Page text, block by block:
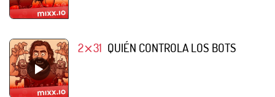
2⨯31 QUIÉN CONTROLA LOS BOTS